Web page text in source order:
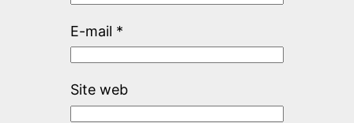
E-mail *
Site web